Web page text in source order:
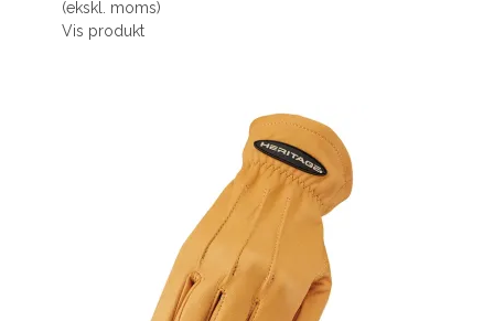
(ekskl. moms)
Vis produkt